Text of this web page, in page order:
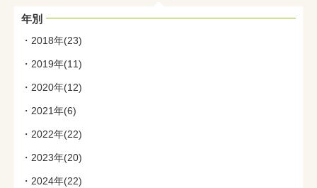
年別
2018年(23)
2019年(11)
2020年(12)
2021年(6)
2022年(22)
2023年(20)
2024年(22)